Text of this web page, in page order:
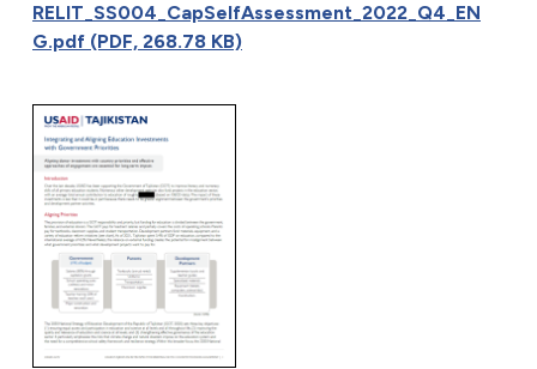
RELIT_SS004_CapSelfAssessment_2022_Q4_EN
G.pdf (PDF, 268.78 KB)